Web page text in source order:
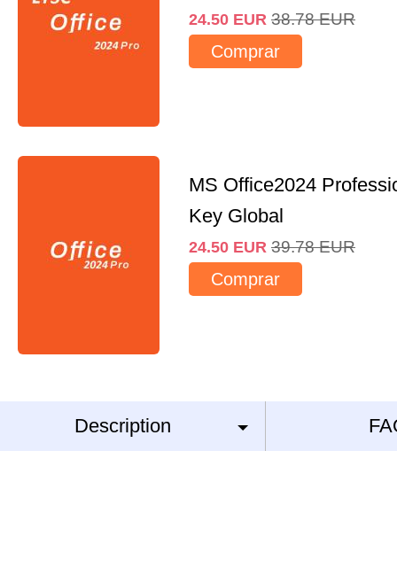
24.50 EUR 38.78 EUR
Comprar
MS Office2024
Key Global
24.50 EUR 39.78 EUR
Comprar
Description